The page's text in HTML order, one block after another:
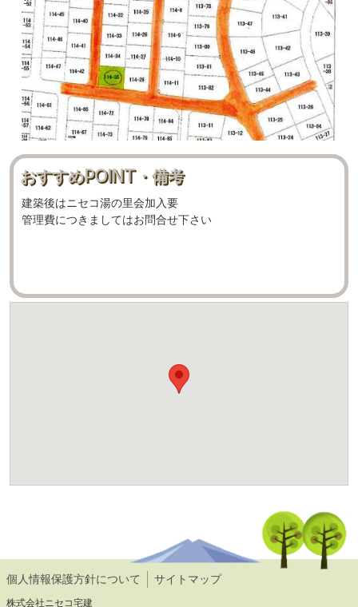
おすすめPOINT・備考
建築後はニセコ湯の里会加入要
管理費につきましてはお問合せ下さい
個人情報保護方針について サイトマップ
株式会社ニセコ宅建